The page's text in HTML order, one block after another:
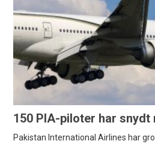
150 PIA-piloter har
Pakistan International Airlines har